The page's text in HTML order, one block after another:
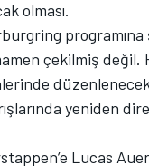
olması.
programına
çekilmiş değil.
yeniden
Lucas